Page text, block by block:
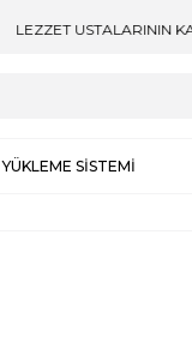
YÜKLEME SİSTEMİ